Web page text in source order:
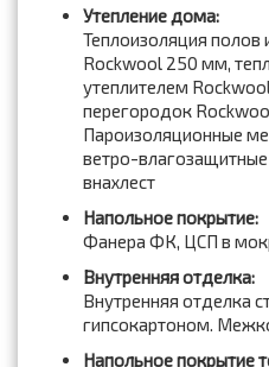
Утепление дома:
Теплоизоляция полов
Rockwool 250 мм,
утеплителем
перегородок
Пароизоляционные
ветро-
внахлест
Напольное покрытие:
Фанера ФК, ЦСП в
Внутренняя отделка:
Внутренняя отделка
гипсокартоном.
Напольное покрытие